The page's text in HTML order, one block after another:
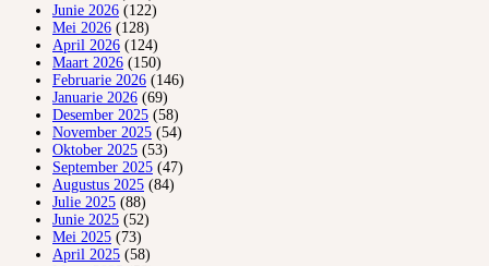
Junie 2026 (122)
Mei 2026 (128)
April 2026 (124)
Maart 2026 (150)
Februarie 2026 (146)
Januarie 2026 (69)
Desember 2025 (58)
November 2025 (54)
Oktober 2025 (53)
September 2025 (47)
Augustus 2025 (84)
Julie 2025 (88)
Junie 2025 (52)
Mei 2025 (73)
April 2025 (58)